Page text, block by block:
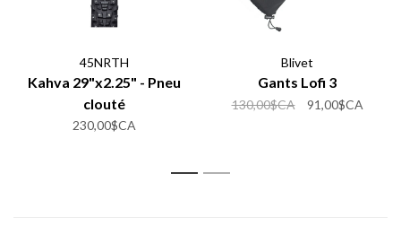
45NRTH
Kahva 29"x2.25" - Pneu
clouté
230,00$CA
Blivet
Gants Lofi 3
130,00$CA 91,00$CA
1 2